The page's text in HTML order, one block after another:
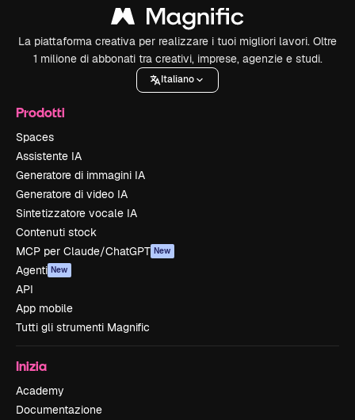
La piattaforma creativa per realizzare i tuoi migliori lavori. Oltre
1 milione di abbonati tra creativi, imprese, agenzie e studi.
Italiano
Prodotti
Spaces
Assistente IA
Generatore di immagini IA
Generatore di video IA
Sintetizzatore vocale IA
Contenuti stock
MCP per Claude/ChatGPT New
Agenti New
API
App mobile
Tutti gli strumenti Magnific
Inizia
Academy
Documentazione